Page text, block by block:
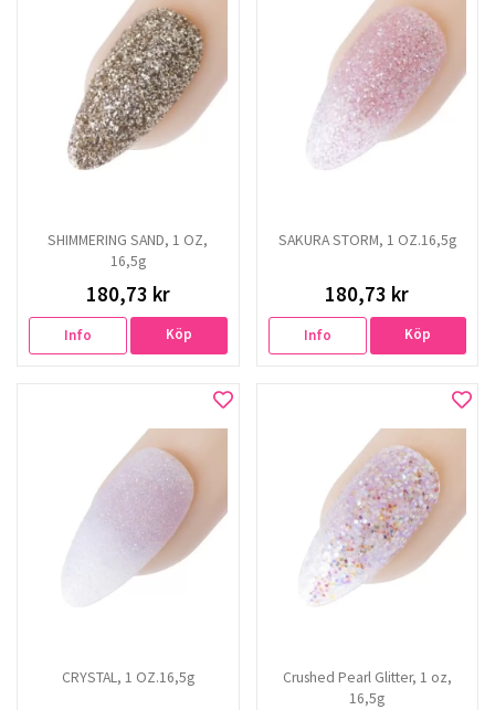
SHIMMERING SAND, 1 OZ,
16,5g
180,73 kr
Info Köp
SAKURA STORM, 1 OZ.16,5g
180,73 kr
Info Köp
CRYSTAL, 1 OZ.16,5g
Crushed Pearl Glitter, 1 oz,
16,5g